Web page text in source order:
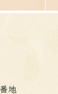
地